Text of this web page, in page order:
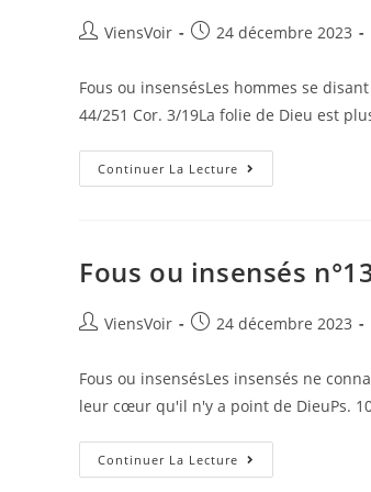
ViensVoir 24 décembre 2023
Fous ou insensésLes hommes se
44/251 Cor. 3/19La folie de Dieu est
Continuer La Lecture
Fous ou insensés
ViensVoir 24 décembre 2023
Fous ou insensésLes insensés ne
leur cœur qu'il n'y a point de DieuPs.
Continuer La Lecture